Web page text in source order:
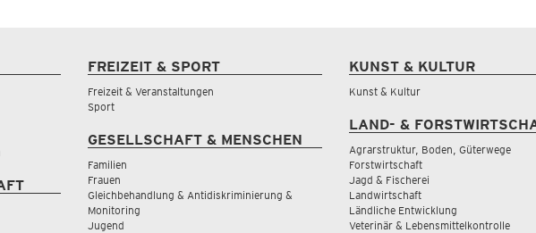
FREIZEIT & SPORT
Freizeit & Veranstaltungen
Sport
GESELLSCHAFT & MENSCHEN
Familien
Frauen
Gleichbehandlung & Antidiskriminierung &
Monitoring
Jugend
KUNST & KULTUR
Kunst & Kultur
LAND- &
Agrarstruktur, Boden, Güterwege
Forstwirtschaft
Jagd & Fischerei
Landwirtschaft
Ländliche Entwicklung
Veterinär & Lebensmittelkontrolle